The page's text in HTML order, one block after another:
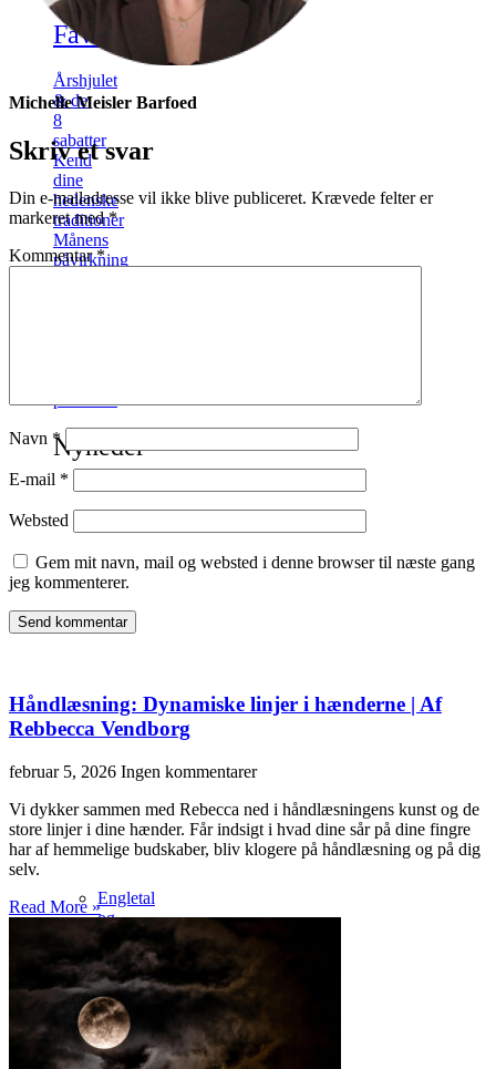
Favoritter
Årshjulet
& de
8
sabatter
Kend
dine
hedenske
traditioner
Månens
påvirkning
påvirket?
Nyheder
Engletal
og
deres
betydning
(1-
5)
BOTANICAL
CRYSTAL
HEALTH
Michelle Meisler Barfoed
Skriv et svar
Din e-mailadresse vil ikke blive publiceret. Krævede felter er
markeret med*
Kommentar*
Navn *
E-mail *
Websted
Gem mit navn, mail og websted i denne browser til næste gang
jeg kommenterer.
Håndlæsning: Dynamiske linjer i hænderne | Af
Rebbecca Vendborg
februar 5, 2026 Ingen kommentarer
Vi dykker sammen med Rebecca ned i håndlæsningens kunst og de
store linjer i dine hænder. Får indsigt i hvad dine sår på dine fingre
har af hemmelige budskaber, bliv klogere på håndlæsning og på dig
selv.
Read More »